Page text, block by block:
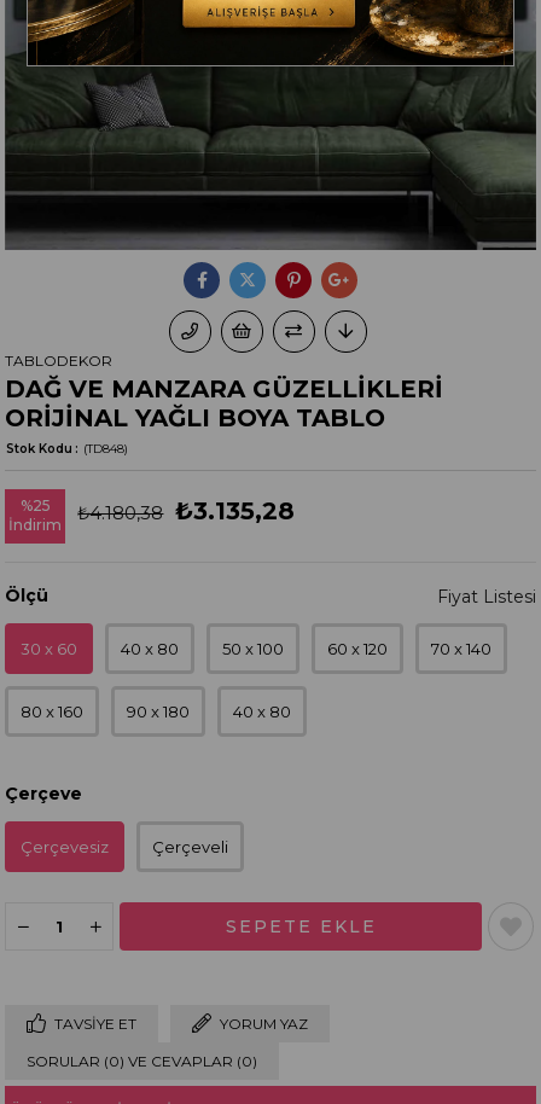
DAĞ VE MANZARA GÜZELLİKLERİ
ORİJİNAL YAĞLI BOYA TABLO
(TD848)
Stok Kodu
TABLODEKOR
%25
İndirim
₺4.180,38 ₺3.135,28
Ölçü
30 x 60 40 x 80 50 x 100 60 x 120 70 x 140
80 x 160 90 x 180 40 x 80
Çerçeve
Çerçevesiz Çerçeveli
TAVSIYE ET YORUM YAZ
SORULAR (0) VE CEVAPLAR (0)